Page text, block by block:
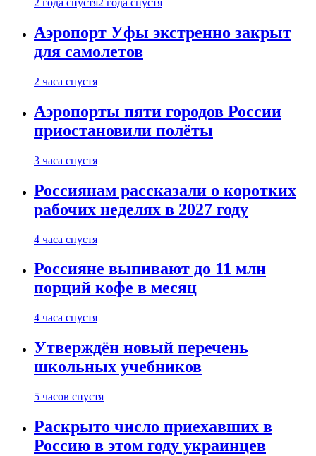
2 года спустя2 года спустя
Аэропорт Уфы экстренно закрыт
для самолетов
2 часа спустя
Аэропорты пяти городов России
приостановили полёты
3 часа спустя
Россиянам рассказали о коротких
рабочих неделях в 2027 году
4 часа спустя
Россияне выпивают до 11 млн
порций кофе в месяц
4 часа спустя
Утверждён новый перечень
школьных учебников
5 часов спустя
Раскрыто число приехавших в
Россию в этом году украинцев